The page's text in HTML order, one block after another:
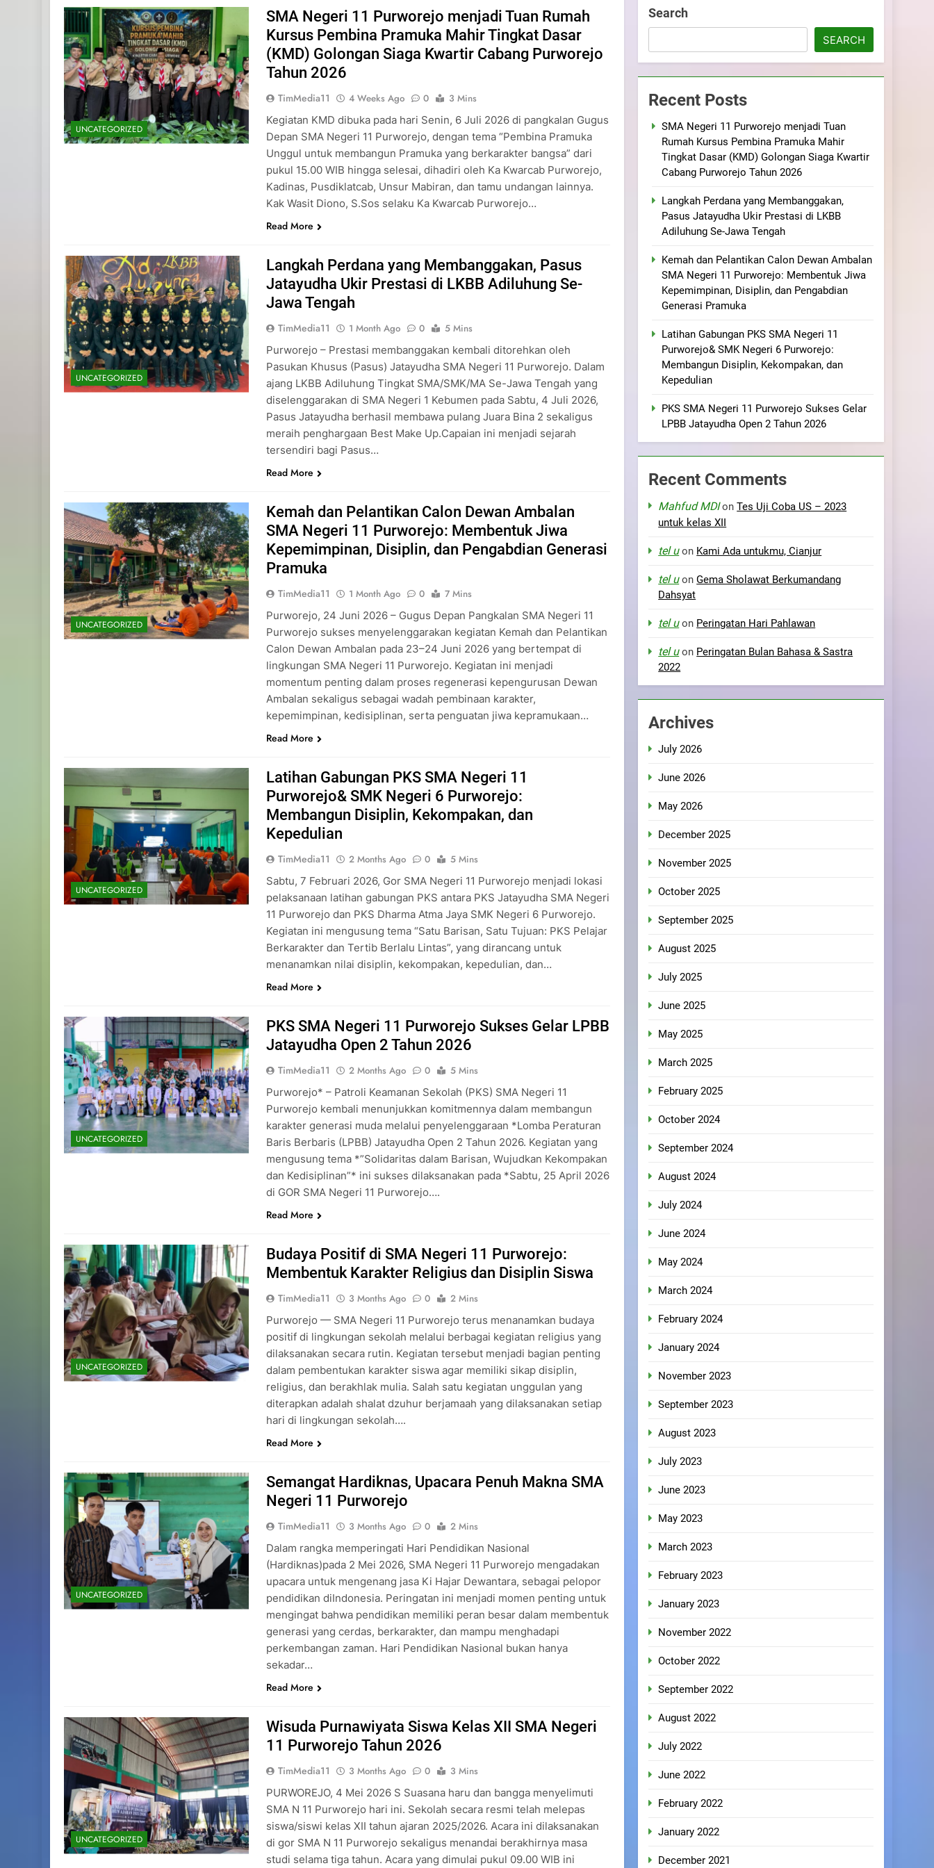
Pengabdian Generasi Pramuka
UNCATEGORIZED
SMA Negeri 11 Purworejo menjadi Tuan Rumah
Kursus Pembina Pramuka Mahir Tingkat Dasar
(KMD) Golongan Siaga Kwartir Cabang Purworejo
Tahun 2026
TimMedia11 4 Weeks Ago 0
3 Mins
Kegiatan KMD dibuka pada hari Senin, 6 Juli 2026 di pangkalan Gugus
Depan SMA Negeri 11 Purworejo, dengan tema “Pembina Pramuka
Unggul untuk membangun Pramuka yang berkarakter bangsa” dari
pukul 15.00 WIB hingga selesai, dihadiri oleh Ka Kwarcab Purworejo,
Kadinas, Pusdiklatcab, Unsur Mabiran, dan tamu undangan lainnya.
Kak Wasit Diono, S.Sos selaku Ka Kwarcab Purworejo…
Read More
UNCATEGORIZED
Langkah Perdana yang Membanggakan, Pasus
Jatayudha Ukir Prestasi di LKBB Adiluhung Se-
Jawa Tengah
TimMedia11 1 Month Ago 0
5 Mins
Purworejo – Prestasi membanggakan kembali ditorehkan oleh
Pasukan Khusus (Pasus) Jatayudha SMA Negeri 11 Purworejo. Dalam
ajang LKBB Adiluhung Tingkat SMA/SMK/MA Se-Jawa Tengah yang
diselenggarakan di SMA Negeri 1 Kebumen pada Sabtu, 4 Juli 2026,
Pasus Jatayudha berhasil membawa pulang Juara Bina 2 sekaligus
meraih penghargaan Best Make Up.Capaian ini menjadi sejarah
tersendiri bagi Pasus…
Read More
UNCATEGORIZED
Kemah dan Pelantikan Calon Dewan Ambalan
SMA Negeri 11 Purworejo: Membentuk Jiwa
Kepemimpinan, Disiplin, dan Pengabdian Generasi
Pramuka
TimMedia11 1 Month Ago 0
7 Mins
Purworejo, 24 Juni 2026 – Gugus Depan Pangkalan SMA Negeri 11
Purworejo sukses menyelenggarakan kegiatan Kemah dan Pelantikan
Calon Dewan Ambalan pada 23–24 Juni 2026 yang bertempat di
lingkungan SMA Negeri 11 Purworejo. Kegiatan ini menjadi
momentum penting dalam proses regenerasi kepengurusan Dewan
Ambalan sekaligus sebagai wadah pembinaan karakter,
kepemimpinan, kedisiplinan, serta penguatan jiwa kepramukaan…
Read More
UNCATEGORIZED
Latihan Gabungan PKS SMA Negeri 11
Purworejo& SMK Negeri 6 Purworejo:
Membangun Disiplin, Kekompakan, dan
Kepedulian
TimMedia11 2 Months Ago 0
5 Mins
Sabtu, 7 Februari 2026, Gor SMA Negeri 11 Purworejo menjadi lokasi
pelaksanaan latihan gabungan PKS antara PKS Jatayudha SMA Negeri
11 Purworejo dan PKS Dharma Atma Jaya SMK Negeri 6 Purworejo.
Kegiatan ini mengusung tema “Satu Barisan, Satu Tujuan: PKS Pelajar
Berkarakter dan Tertib Berlalu Lintas”, yang dirancang untuk
menanamkan nilai disiplin, kekompakan, kepedulian, dan…
Read More
UNCATEGORIZED
PKS SMA Negeri 11 Purworejo Sukses Gelar LPBB
Jatayudha Open 2 Tahun 2026
TimMedia11 2 Months Ago 0
5 Mins
Purworejo* – Patroli Keamanan Sekolah (PKS) SMA Negeri 11
Purworejo kembali menunjukkan komitmennya dalam membangun
karakter generasi muda melalui penyelenggaraan *Lomba Peraturan
Baris Berbaris (LPBB) Jatayudha Open 2 Tahun 2026. Kegiatan yang
mengusung tema *”Solidaritas dalam Barisan, Wujudkan Kekompakan
dan Kedisiplinan”* ini sukses dilaksanakan pada *Sabtu, 25 April 2026
di GOR SMA Negeri 11 Purworejo….
Read More
UNCATEGORIZED
Budaya Positif di SMA Negeri 11 Purworejo:
Membentuk Karakter Religius dan Disiplin Siswa
TimMedia11 3 Months Ago 0
2 Mins
Purworejo — SMA Negeri 11 Purworejo terus menanamkan budaya
positif di lingkungan sekolah melalui berbagai kegiatan religius yang
dilaksanakan secara rutin. Kegiatan tersebut menjadi bagian penting
dalam pembentukan karakter siswa agar memiliki sikap disiplin,
religius, dan berakhlak mulia. Salah satu kegiatan unggulan yang
diterapkan adalah shalat dzuhur berjamaah yang dilaksanakan setiap
hari di lingkungan sekolah….
Read More
UNCATEGORIZED
Semangat Hardiknas, Upacara Penuh Makna SMA
Negeri 11 Purworejo
TimMedia11 3 Months Ago 0
2 Mins
Dalam rangka memperingati Hari Pendidikan Nasional
(Hardiknas)pada 2 Mei 2026, SMA Negeri 11 Purworejo mengadakan
upacara untuk mengenang jasa Ki Hajar Dewantara, sebagai pelopor
pendidikan diIndonesia. Peringatan ini menjadi momen penting untuk
mengingat bahwa pendidikan memiliki peran besar dalam membentuk
generasi yang cerdas, berkarakter, dan mampu menghadapi
perkembangan zaman. Hari Pendidikan Nasional bukan hanya
sekadar…
Read More
UNCATEGORIZED
Wisuda Purnawiyata Siswa Kelas XII SMA Negeri
11 Purworejo Tahun 2026
TimMedia11 3 Months Ago 0
3 Mins
PURWOREJO, 4 Mei 2026 S Suasana haru dan bangga menyelimuti
SMA N 11 Purworejo hari ini. Sekolah secara resmi telah melepas
siswa/siswi kelas XII tahun ajaran 2025/2026. Acara ini dilaksanakan
di gor SMA N 11 Purworejo sekaligus menandai berakhirnya masa
studi selama tiga tahun. Acara yang dimulai pukul 09.00 WIB ini
Search
SEARCH
Recent Posts
SMA Negeri 11 Purworejo menjadi Tuan
Rumah Kursus Pembina Pramuka Mahir
Tingkat Dasar (KMD) Golongan Siaga Kwartir
Cabang Purworejo Tahun 2026
Langkah Perdana yang Membanggakan,
Pasus Jatayudha Ukir Prestasi di LKBB
Adiluhung Se-Jawa Tengah
Kemah dan Pelantikan Calon Dewan Ambalan
SMA Negeri 11 Purworejo: Membentuk Jiwa
Kepemimpinan, Disiplin, dan Pengabdian
Generasi Pramuka
Latihan Gabungan PKS SMA Negeri 11
Purworejo& SMK Negeri 6 Purworejo:
Membangun Disiplin, Kekompakan, dan
Kepedulian
PKS SMA Negeri 11 Purworejo Sukses Gelar
LPBB Jatayudha Open 2 Tahun 2026
Recent Comments
Mahfud MDIonTes Uji Coba US – 2023
untuk kelas XII
tel uon Kami Ada untukmu, Cianjur
tel uonGema Sholawat Berkumandang
Dahsyat
tel uon Peringatan Hari Pahlawan
tel uon Peringatan Bulan Bahasa & Sastra
2022
Archives
July 2026
June 2026
May 2026
December 2025
November 2025
October 2025
September 2025
August 2025
July 2025
June 2025
May 2025
March 2025
February 2025
October 2024
September 2024
August 2024
July 2024
June 2024
May 2024
March 2024
February 2024
January 2024
November 2023
September 2023
August 2023
July 2023
June 2023
May 2023
March 2023
February 2023
January 2023
November 2022
October 2022
September 2022
August 2022
July 2022
June 2022
February 2022
January 2022
December 2021